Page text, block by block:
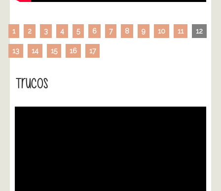
1 2 3 4 5 6 7 8 9 10 11 12
13 14 15 16 17
Trucos